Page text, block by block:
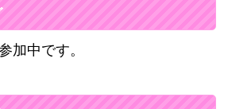
加中です。